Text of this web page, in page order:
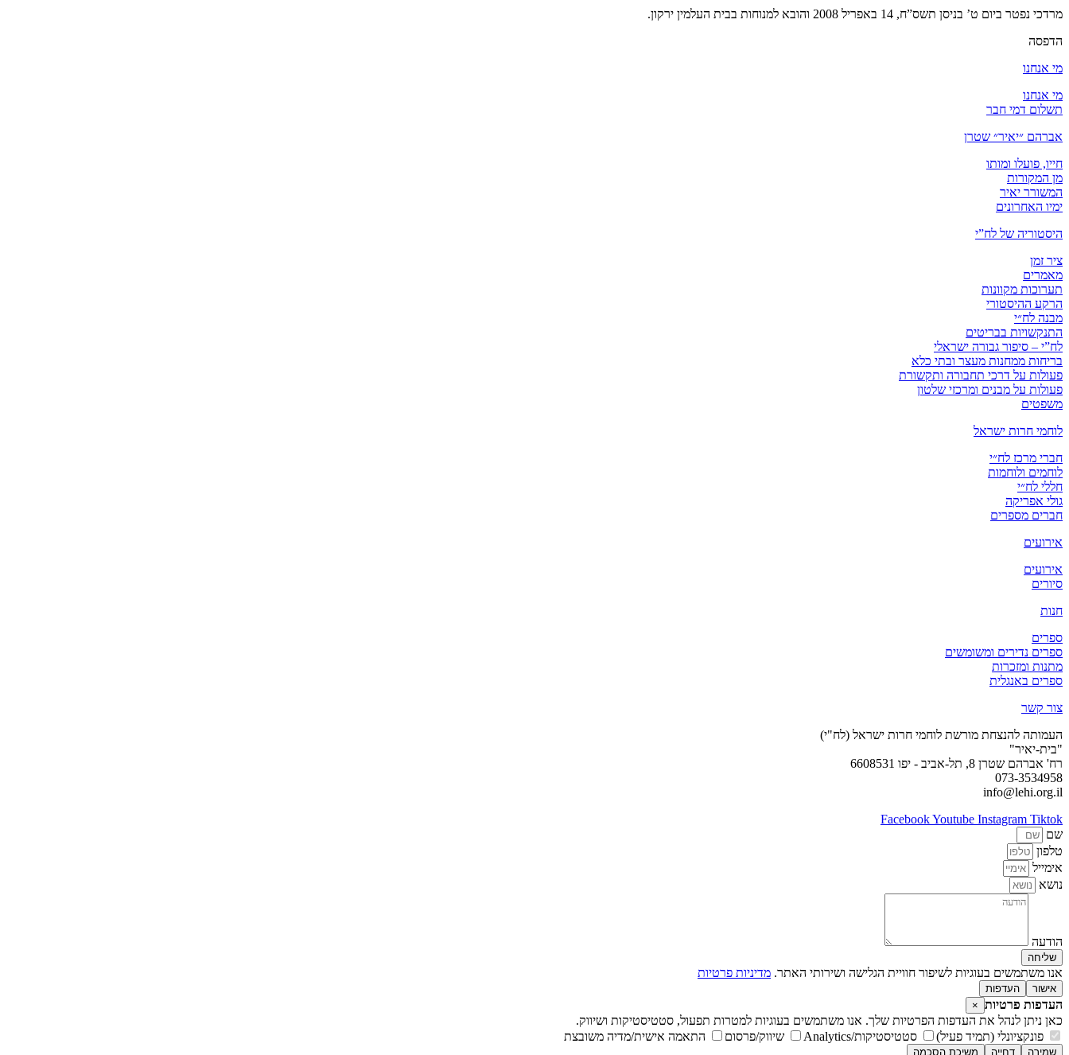
מרדכי נפטר ביום ט’ בניסן תשס”ח, 14 באפריל 2008 והובא למנוחות בבית העלמין ירקון.
הדפסה
מי אנחנו
מי אנחנו
תשלום דמי חבר
אברהם ״יאיר״ שטרן
חייו, פועלו ומותו
מן המקורות
המשורר יאיר
ימיו האחרונים
היסטוריה של לח”י
ציר זמן
מאמרים
תערוכות מקוונות
הרקע ההיסטורי
מבנה לח״י
התנקשויות בבריטים
לח”י – סיפור גבורה ישראלי
בריחות ממחנות מעצר ובתי כלא
פעולות על דרכי תחבורה ותקשורת
פעולות על מבנים ומרכזי שלטון
משפטים
לוחמי חרות ישראל
חברי מרכז לח״י
לוחמים ולוחמות
חללי לח״י
גולי אפריקה
חברים מספרים
אירועים
אירועים
סיורים
חנות
ספרים
ספרים נדירים ומשומשים
מתנות ומזכרות
ספרים באנגלית
צור קשר
העמותה להנצחת מורשת לוחמי חרות ישראל (לח"י)
"בית-יאיר"
רח' אברהם שטרן 8, תל-אביב - יפו 6608531
073-3534958
info@lehi.org.il
FacebookYoutube Instagram Tiktok
שם
טלפון
אימייל
נושא
הודעה
שליחה
אנו משתמשים בעוגיות לשיפור חוויית הגלישה ושירותי האתר. מדיניות פרטיות
אישור העדפות
העדפות פרטיות ×
כאן ניתן לנהל את העדפות הפרטיות שלך. אנו משתמשים בעוגיות למטרות תפעול, סטטיסטיקות ושיווק.
פונקציונלי (תמיד פעיל)
סטטיסטיקות/Analytics שיווק/פרסום התאמה אישית/מדיה משובצת
שמירה דחייה משיכת הסכמה